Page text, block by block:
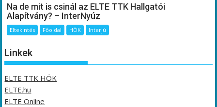
Na de mit is csinál az ELTE TTK Hallgatói
Alapítvány? – InterNyúz
Eltekintés Főoldal HÖK Interjú
Linkek
ELTE TTK HÖK
ELTE.hu
ELTE Online